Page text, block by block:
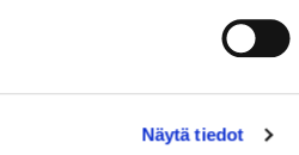
Näytä tiedot